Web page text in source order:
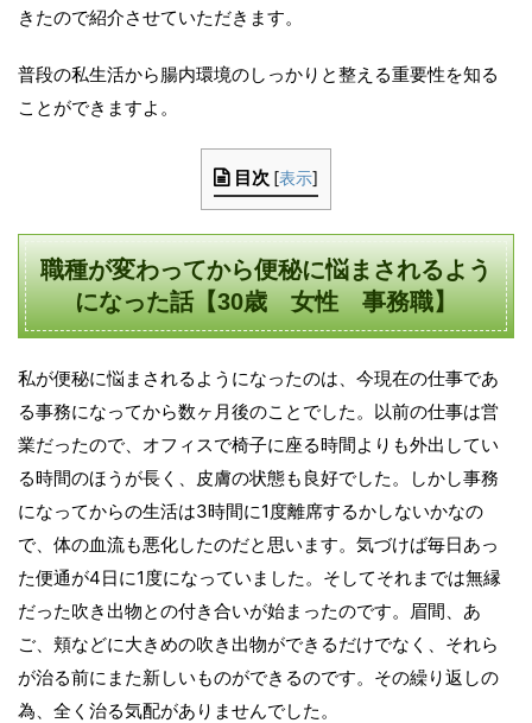
きたので紹介させていただきます。
普段の私生活から腸内環境のしっかりと整える重要性を知る
ことができますよ。
目次 [表示]
職種が変わってから便秘に悩まされるよう
になった話【30歳 女性 事務職】
私が便秘に悩まされるようになったのは、今現在の仕事であ
る事務になってから数ヶ月後のことでした。以前の仕事は営
業だったので、オフィスで椅子に座る時間よりも外出してい
る時間のほうが長く、皮膚の状態も良好でした。しかし事務
になってからの生活は3時間に1度離席するかしないかなの
で、体の血流も悪化したのだと思います。気づけば毎日あっ
た便通が4日に1度になっていました。そしてそれまでは無縁
だった吹き出物との付き合いが始まったのです。眉間、あ
ご、頬などに大きめの吹き出物ができるだけでなく、それら
が治る前にまた新しいものができるのです。その繰り返しの
為、全く治る気配がありませんでした。